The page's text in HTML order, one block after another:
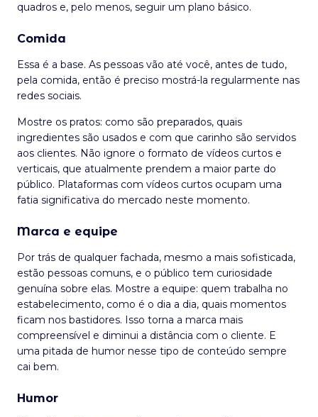
quadros e, pelo menos, seguir um plano básico.
Comida
Essa é a base. As pessoas vão até você, antes de tudo,
pela comida, então é preciso mostrá-la regularmente nas
redes sociais.
Mostre os pratos: como são preparados, quais
ingredientes são usados e com que carinho são servidos
aos clientes. Não ignore o formato de vídeos curtos e
verticais, que atualmente prendem a maior parte do
público. Plataformas com vídeos curtos ocupam uma
fatia significativa do mercado neste momento.
Marca e equipe
Por trás de qualquer fachada, mesmo a mais sofisticada,
estão pessoas comuns, e o público tem curiosidade
genuína sobre elas. Mostre a equipe: quem trabalha no
estabelecimento, como é o dia a dia, quais momentos
ficam nos bastidores. Isso torna a marca mais
compreensível e diminui a distância com o cliente. E
uma pitada de humor nesse tipo de conteúdo sempre
cai bem.
Humor